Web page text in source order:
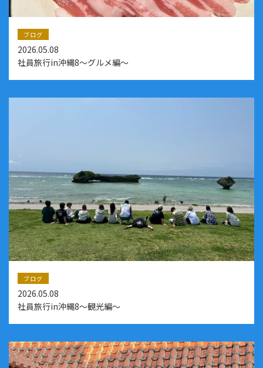
ブログ
2026.05.08
社員旅行in沖縄8～グルメ編～
ブログ
2026.05.08
社員旅行in沖縄8～観光編～